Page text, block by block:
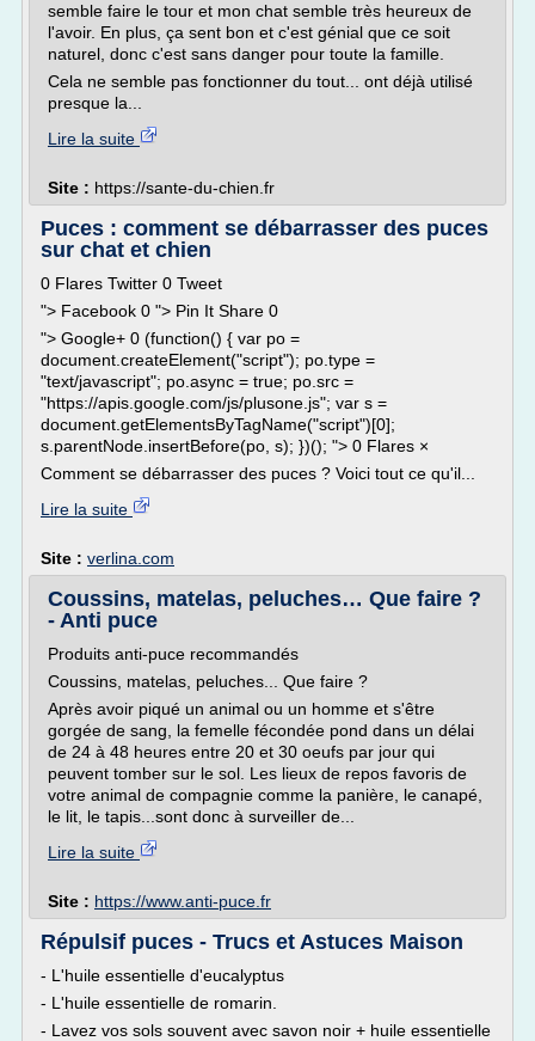
semble faire le tour et mon chat semble très heureux de
l'avoir. En plus, ça sent bon et c'est génial que ce soit
naturel, donc c'est sans danger pour toute la famille.
Cela ne semble pas fonctionner du tout... ont déjà utilisé
presque la...
Lire la suite
Site : https://sante-du-chien.fr
Puces : comment se débarrasser des puces
sur chat et chien
0 Flares Twitter 0 Tweet
"> Facebook 0 "> Pin It Share 0
"> Google+ 0 (function() { var po =
document.createElement("script"); po.type =
"text/javascript"; po.async = true; po.src =
"https://apis.google.com/js/plusone.js"; var s =
document.getElementsByTagName("script")[0];
s.parentNode.insertBefore(po, s); })(); "> 0 Flares ×
Comment se débarrasser des puces ? Voici tout ce qu'il...
Lire la suite
Site : verlina.com
Coussins, matelas, peluches… Que faire ?
- Anti puce
Produits anti-puce recommandés
Coussins, matelas, peluches... Que faire ?
Après avoir piqué un animal ou un homme et s'être
gorgée de sang, la femelle fécondée pond dans un délai
de 24 à 48 heures entre 20 et 30 oeufs par jour qui
peuvent tomber sur le sol. Les lieux de repos favoris de
votre animal de compagnie comme la panière, le canapé,
le lit, le tapis...sont donc à surveiller de...
Lire la suite
Site : https://www.anti-puce.fr
Répulsif puces - Trucs et Astuces Maison
- L'huile essentielle d'eucalyptus
- L'huile essentielle de romarin.
- Lavez vos sols souvent avec savon noir + huile essentielle